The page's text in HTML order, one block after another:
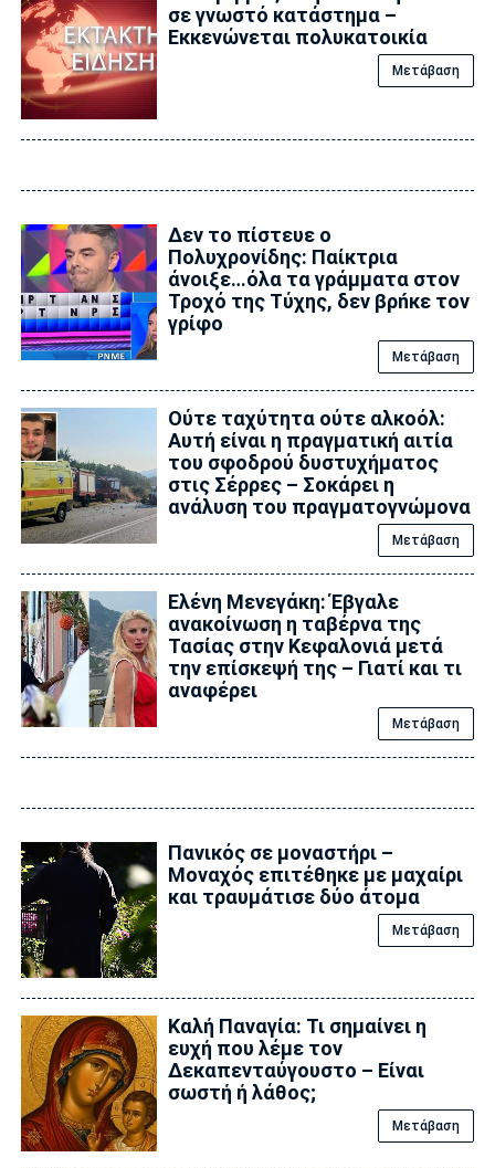
σε γνωστό κατάστημα –
Εκκενώνεται πολυκατοικία
Μετάβαση
Δεν το πίστευε ο
Πολυχρονίδης: Παίκτρια
άνοιξε…όλα τα γράμματα στον
Τροχό της Tύχης, δεν βρńκε τον
γρίφο
Μετάβαση
Ούτε ταχύτητα ούτε αλκοόλ:
Αυτή είναι η πραγματική αιτία
του σφοδρού δυστυχήματος
στις Σέρρες – Σοκάρει η
ανάλυση του πραγματογνώμονα
Μετάβαση
Ελένη Μενεγάκη: Έβγαλε
ανακοίνωση η ταβέρνα της
Τασίας στην Κεφαλονιά μετά
την επίσκεψή της – Γιατί και τι
αναφέρει
Μετάβαση
Πανικός σε μοναστήρι –
Μοναχός επιτέθηκε με μαχαίρι
και τραυμάτισε δύο άτομα
Μετάβαση
Καλή Παναγία: Τι σημαίνει η
ευχή που λέμε τον
Δεκαπενταύγουστο – Είναι
σωστή ή λάθος;
Μετάβαση